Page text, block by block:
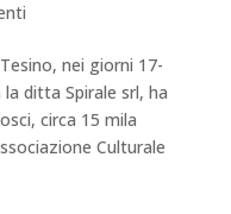
nei giorni 17-
ditta Spirale srl, ha
circa 15 mila
Culturale